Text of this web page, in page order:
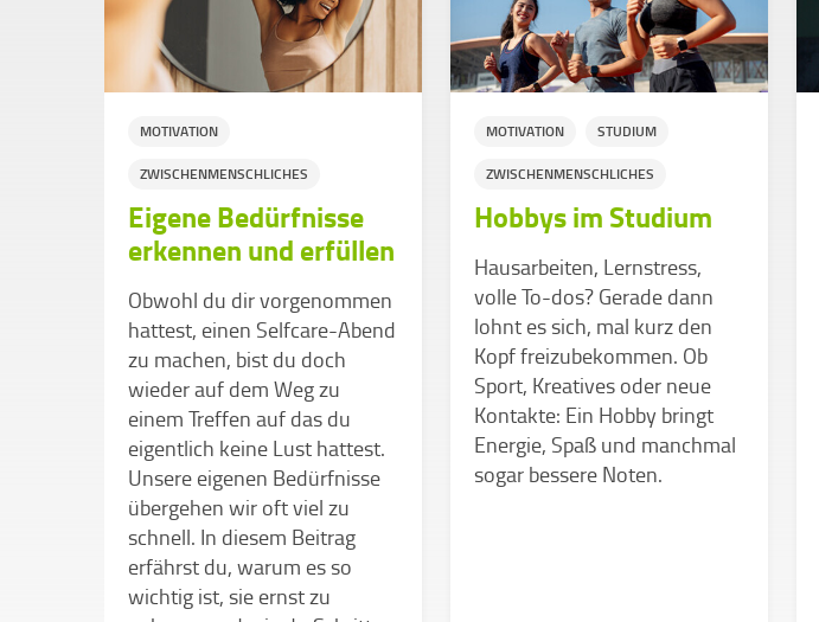
MOTIVATION
ZWISCHENMENSCHLICHES
Eigene Bedürfnisse
erkennen und erfüllen
Obwohl du dir vorgenommen
hattest, einen Selfcare-Abend
zu machen, bist du doch
wieder auf dem Weg zu
einem Treffen auf das du
eigentlich keine Lust hattest.
Unsere eigenen Bedürfnisse
übergehen wir oft viel zu
schnell. In diesem Beitrag
erfährst du, warum es so
wichtig ist, sie ernst zu
MOTIVATION STUDIUM
ZWISCHENMENSCHLICHES
Hobbys im Studium
Hausarbeiten, Lernstress,
volle To-dos? Gerade dann
lohnt es sich, mal kurz den
Kopf freizubekommen. Ob
Sport, Kreatives oder neue
Kontakte: Ein Hobby bringt
Energie, Spaß und manchmal
sogar bessere Noten.